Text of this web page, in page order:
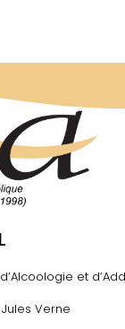
et
Verne